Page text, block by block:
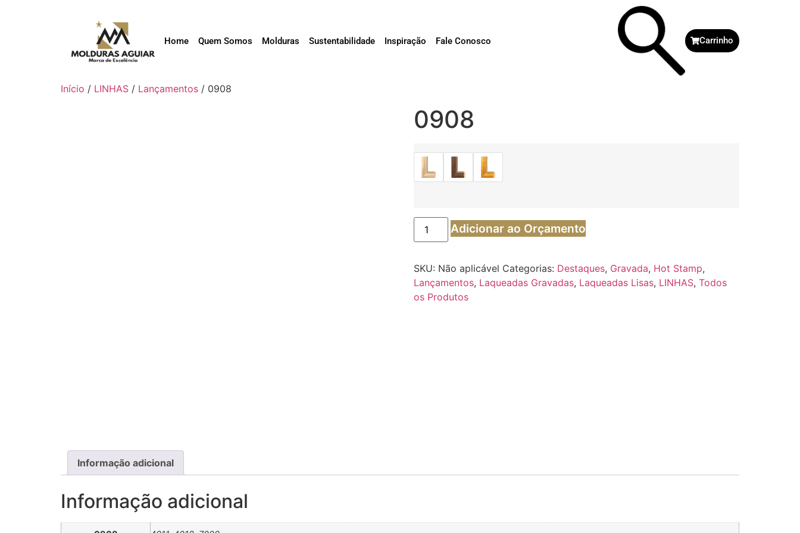
Home Quem Somos Molduras Sustentabilidade Inspiração Fale Conosco Carrinho
Início / LINHAS / Lançamentos / 0908
0908
Adicionar ao Orçamento
SKU: Não aplicável Categorias: Destaques, Gravada, Hot Stamp,
Lançamentos, Laqueadas Gravadas, Laqueadas Lisas, LINHAS, Todos
os Produtos
Informação adicional
Informação adicional